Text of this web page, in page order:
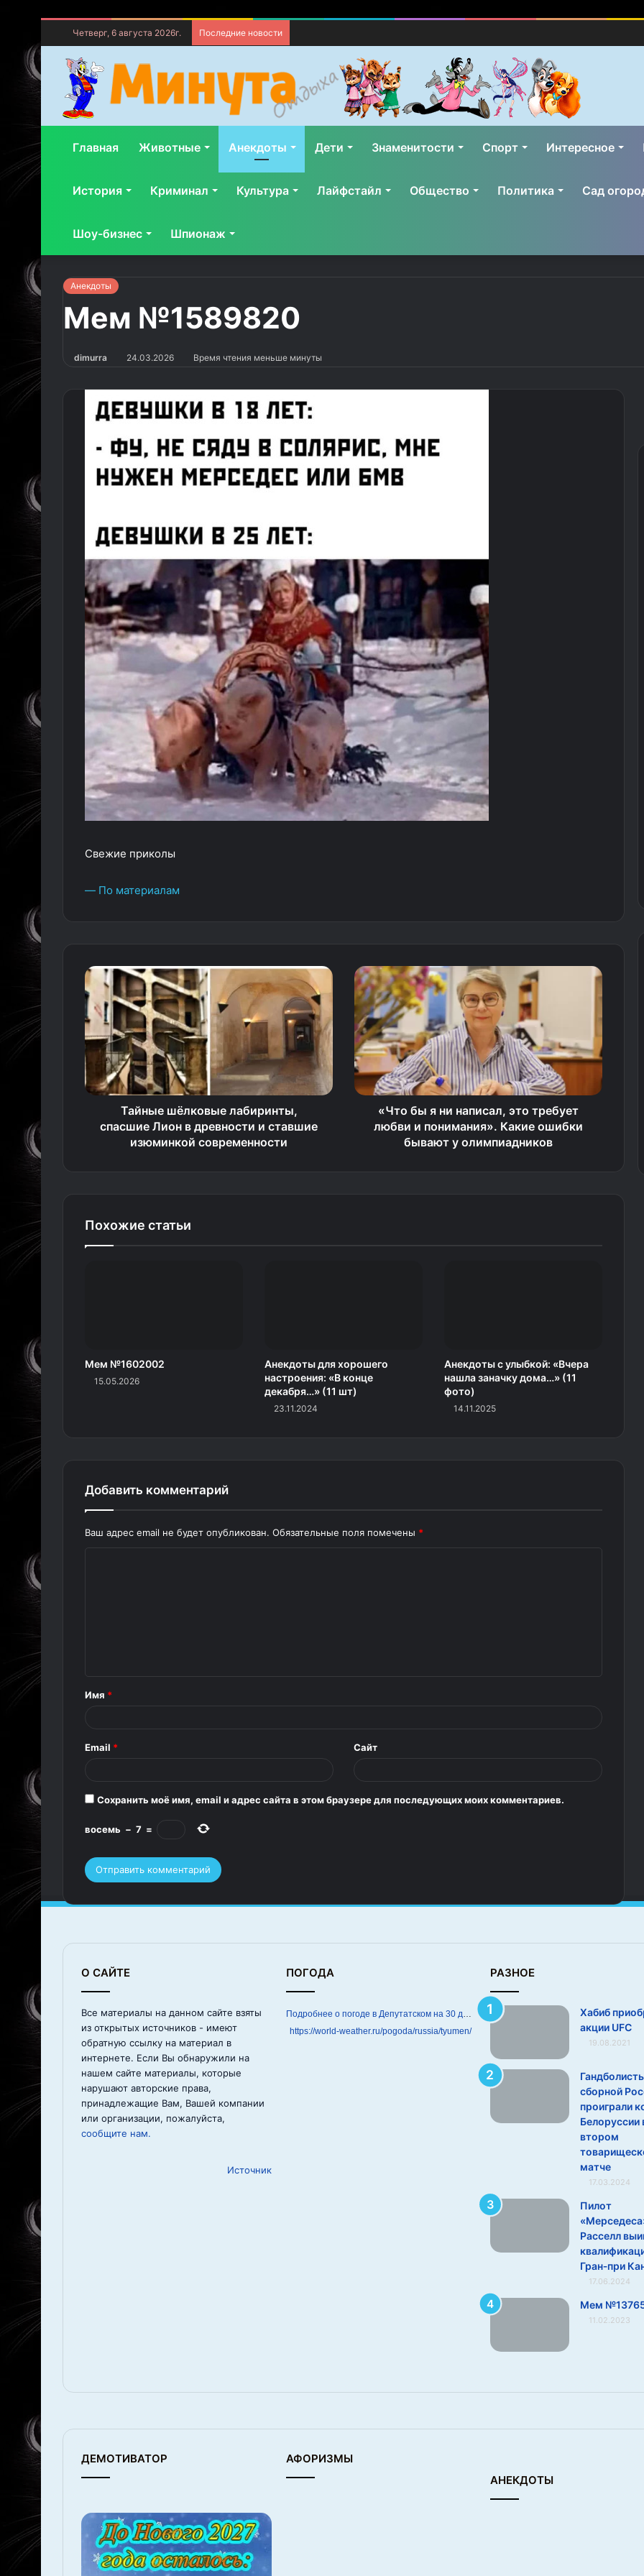
Четверг, 6 августа 2026г. Последние новости
Главная Животные Анекдоты Дети Знаменитости Спорт Интересное
История Криминал Культура Лайфстайл Общество Политика Сад
Шоу-бизнес Шпионаж
Анекдоты
Мем №1589820
dimurra 24.03.2026 Время чтения меньше минуты
Свежие приколы
— По материалам
Тайные шёлковые лабиринты,
спасшие Лион в древности и ставшие
изюминкой современности
«Что бы я ни написал, это требует
любви и понимания». Какие ошибки
бывают у олимпиадников
Похожие статьи
Мем №1602002
15.05.2026
Анекдоты для хорошего
настроения: «В конце
декабря…» (11 шт)
23.11.2024
Анекдоты с улыбкой: «Вчера
нашла заначку дома…» (11
фото)
14.11.2025
Добавить комментарий
Ваш адрес email не будет опубликован. Обязательные поля помечены *
и
*
Имя *
Email * Сайт
Сохранить моё имя, email и адрес сайта в этом браузере для последующих моих комментариев.
восемь − 7 =
О САЙТЕ
Все материалы на данном сайте взяты
из открытых источников - имеют
обратную ссылку на материал в
интернете. Если Вы обнаружили на
нашем сайте материалы, которые
нарушают авторские права,
принадлежащие Вам, Вашей компании
или организации, пожалуйста,
сообщите нам.
Источник
ПОГОДА
Подробнее о погоде в Депутатском на 30 дней
https://world-weather.ru/pogoda/russia/tyumen/
РАЗНОЕ
Хабиб
акции UFC
19.08.2021
сборной
проиграли
Белоруссии
втором
матче
17.03.2024
Пилот
Расселл
Гран‑при
17.06.2024
Мем
11.02.2023
ДЕМОТИВАТОР
АФОРИЗМЫ
АНЕКДОТЫ